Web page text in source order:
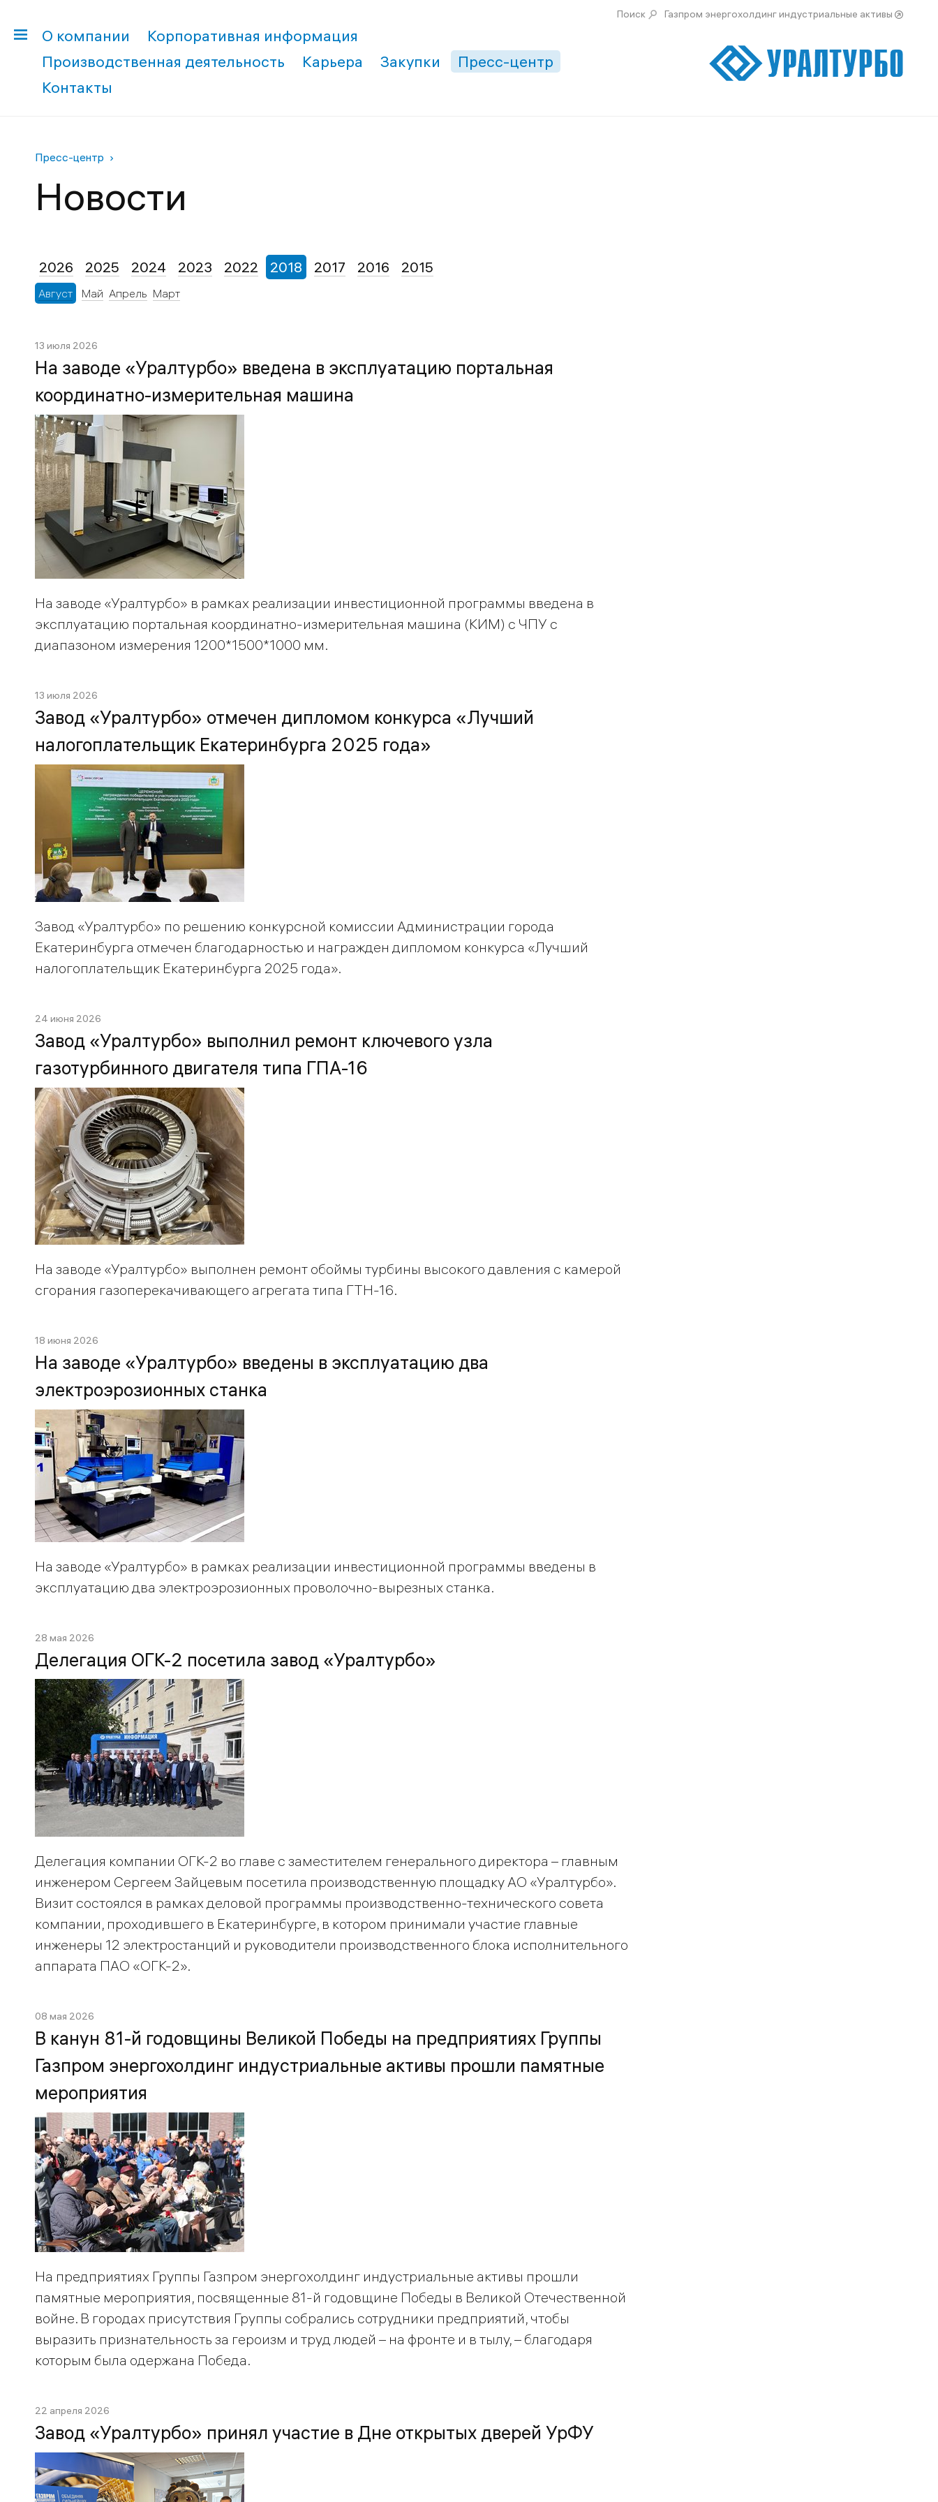
О компании
Корпоративная информация
Производственная деятельность
Карьера Закупки
Пресс-центр
Контакты
Поиск Газпром энергохолдинг индустриальные активы
Пресс-центр
Новости
2026 2025 2024 2023 2022 2018
Август Май Апрель Март
2017 2016 2015
13 июля 2026
На заводе «Уралтурбо» введена в эксплуатацию портальная
координатно-измерительная машина
На заводе «Уралтурбо» в рамках реализации инвестиционной программы введена в
эксплуатацию портальная координатно-измерительная машина (КИМ) с ЧПУ с
диапазоном измерения 1200*1500*1000 мм.
13 июля 2026
Завод «Уралтурбо» отмечен дипломом конкурса «Лучший
налогоплательщик Екатеринбурга 2025 года»
Завод «Уралтурбо» по решению конкурсной комиссии Администрации города
Екатеринбурга отмечен благодарностью и награжден дипломом конкурса «Лучший
налогоплательщик Екатеринбурга 2025 года».
24 июня 2026
Завод «Уралтурбо» выполнил ремонт ключевого узла
газотурбинного двигателя типа ГПА-16
На заводе «Уралтурбо» выполнен ремонт обоймы турбины высокого давления с камерой
сгорания газоперекачивающего агрегата типа ГТН-16.
18 июня 2026
На заводе «Уралтурбо» введены в эксплуатацию два
электроэрозионных станка
На заводе «Уралтурбо» в рамках реализации инвестиционной программы введены в
эксплуатацию два электроэрозионных проволочно-вырезных станка.
28 мая 2026
Делегация ОГК-2 посетила завод «Уралтурбо»
Делегация компании ОГК-2 во главе с заместителем генерального директора – главным
инженером Сергеем Зайцевым посетила производственную площадку АО «Уралтурбо».
Визит состоялся в рамках деловой программы производственно-технического совета
компании, проходившего в Екатеринбурге, в котором принимали участие главные
инженеры 12 электростанций и руководители производственного блока исполнительного
аппарата ПАО «ОГК-2».
08 мая 2026
В канун 81-й годовщины Великой Победы на предприятиях Группы
Газпром энергохолдинг индустриальные активы прошли памятные
мероприятия
На предприятиях Группы Газпром энергохолдинг индустриальные активы прошли
памятные мероприятия, посвященные 81-й годовщине Победы в Великой Отечественной
войне. В городах присутствия Группы собрались сотрудники предприятий, чтобы
выразить признательность за героизм и труд людей – на фронте и в тылу, – благодаря
которым была одержана Победа.
22 апреля 2026
Завод «Уралтурбо» принял участие в Дне открытых дверей УрФУ